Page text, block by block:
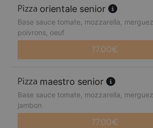
orientale senior
Base sauce tomate, mozzarella,
poivrons, oeuf
17.00€
maestro senior
Base sauce tomate, mozzarella,
jambon
17.00€